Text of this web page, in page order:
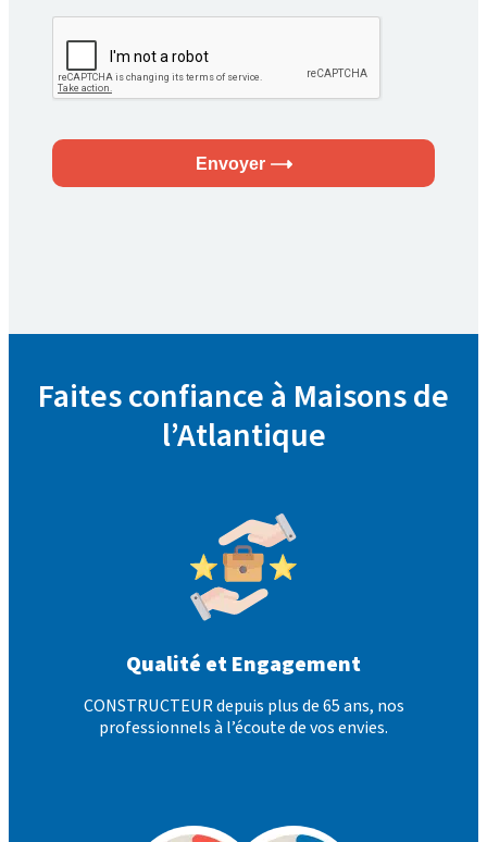
Envoyer
Faites confiance à Maisons de
l’Atlantique
Qualité et Engagement
CONSTRUCTEUR depuis plus de 65 ans, nos
professionnels à l’écoute de vos envies.